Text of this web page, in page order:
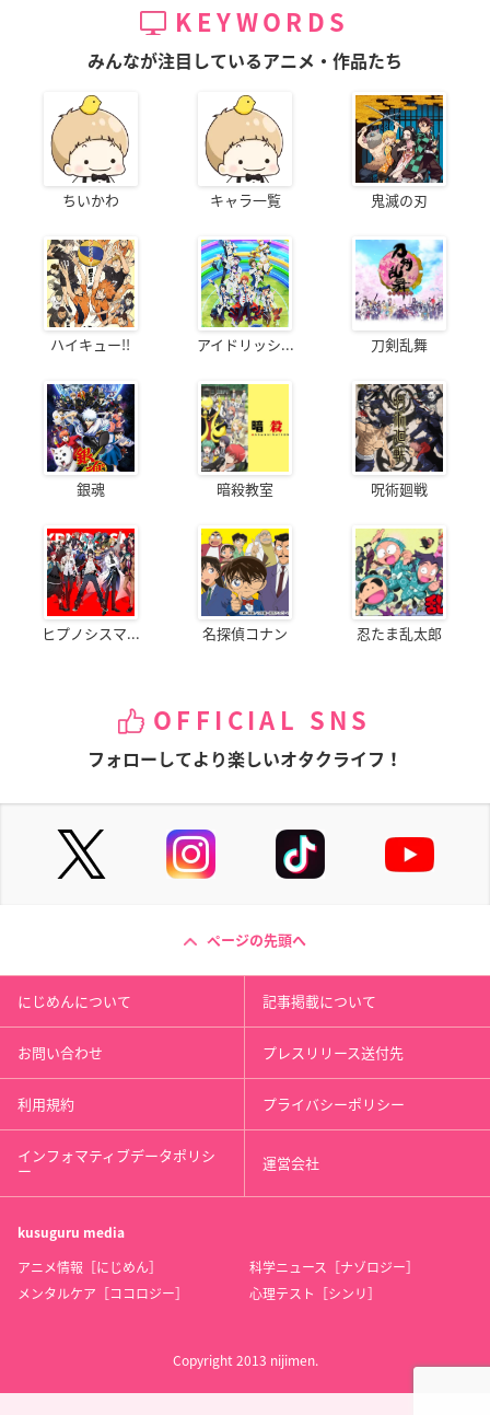
KEYWORDS
みんなが注目しているアニメ・作品たち
ちいかわ キャラ一覧 鬼滅の刃
ハイキュー!! アイドリッシ... 刀剣乱舞
銀魂 暗殺教室 呪術廻戦
ヒプノシスマ... 名探偵コナン 忍たま乱太郎
OFFICIAL SNS
フォローしてより楽しいオタクライフ！
ページの先頭へ
にじめんについて 記事掲載について
お問い合わせ プレスリリース送付先
利用規約 プライバシーポリシー
インフォマティブデータポリシ
ー 運営会社
kusuguru media
アニメ情報［にじめん］
科学ニュース［ナゾロジー］
メンタルケア［ココロジー］
心理テスト［シンリ］
Copyright 2013 nijimen.